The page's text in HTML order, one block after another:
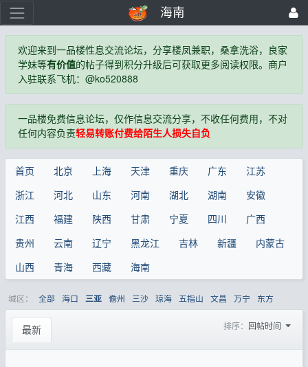
海南
欢迎来到一品楼性息交流论坛，分享楼凤兼职，桑拿洗浴，良家
学妹等有价值的帖子得到积分升级后可获取更多阅读权限。商户
入驻联系飞机：@ko520888
一品楼免费信息论坛，仅作信息交流分享，不收任何费用，不对
任何内容负责轻易转账付费给陌生人损失自负
首页 北京 上海 天津 重庆 广东
江苏
浙江
河北 山东 河南 湖北 湖南
安徽
江西
福建 陕西 甘肃 宁夏 四川
广西
贵州
云南 辽宁 黑龙江 吉林 新疆
内蒙古
山西
青海 西藏 海南
城区： 全部 海口 三亚 儋州 三沙 琼海 五指山 文昌 万宁 东方
最新 排序： 回帖时间